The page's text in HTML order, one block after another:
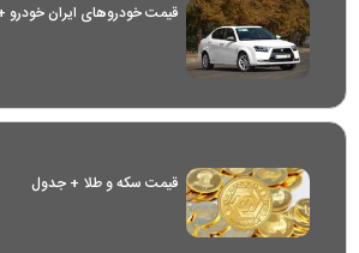
قیمت خودرو‌های ایران
قیمت سکه و طلا + جدول